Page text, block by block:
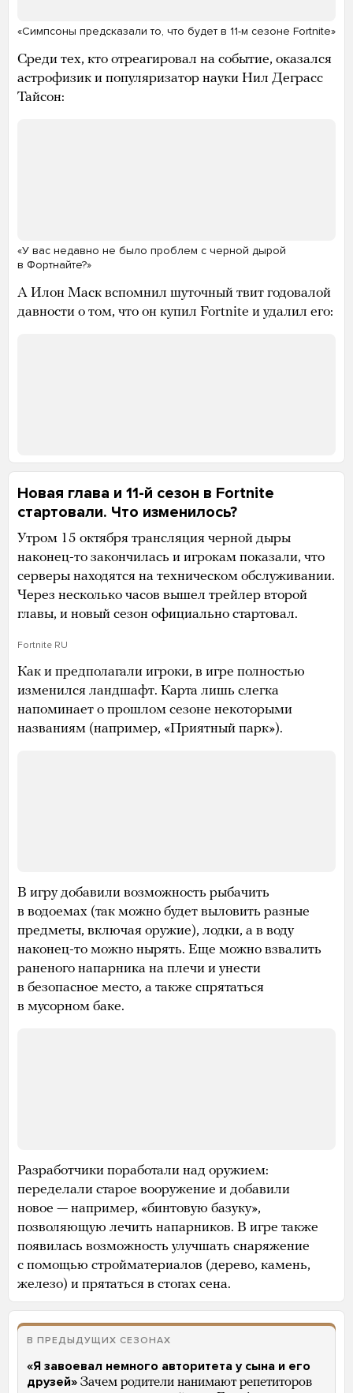
«Симпсоны предсказали то, что будет в 11-м сезоне Fortnite»
Среди тех, кто отреагировал на событие, оказался
астрофизик и популяризатор науки Нил Деграсс
Тайсон:
«У вас недавно не было проблем с черной дырой
в Фортнайте?»
А Илон Маск вспомнил шуточный твит годовалой
давности о том, что он купил Fortnite и удалил его:
Новая глава и 11-й сезон в Fortnite
стартовали. Что изменилось?
Утром 15 октября трансляция черной дыры
наконец-то закончилась и игрокам показали, что
серверы находятся на техническом обслуживании.
Через несколько часов вышел трейлер второй
главы, и новый сезон официально стартовал.
Fortnite RU
Как и предполагали игроки, в игре полностью
изменился ландшафт. Карта лишь слегка
напоминает о прошлом сезоне некоторыми
названиям (например, «Приятный парк»).
В игру добавили возможность рыбачить
в водоемах (так можно будет выловить разные
предметы, включая оружие), лодки, а в воду
наконец-то можно нырять. Еще можно взвалить
раненого напарника на плечи и унести
в безопасное место, а также спрятаться
в мусорном баке.
Разработчики поработали над оружием:
переделали старое вооружение и добавили
новое — например, «бинтовую базуку»,
позволяющую лечить напарников. В игре также
появилась возможность улучшать снаряжение
с помощью стройматериалов (дерево, камень,
железо) и прятаться в стогах сена.
В ПРЕДЫДУЩИХ СЕЗОНАХ
«Я завоевал немного авторитета у сына и его
друзей» Зачем родители нанимают репетиторов